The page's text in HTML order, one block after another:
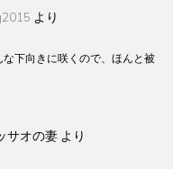
より
下向きに咲くので、ほんと被
サオの妻 より